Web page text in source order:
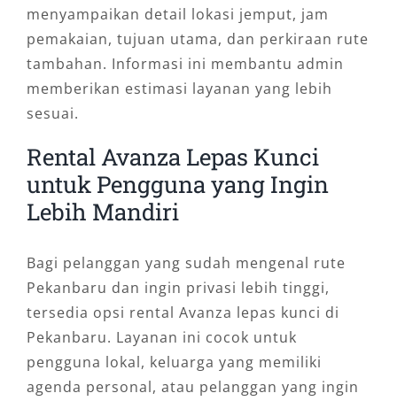
menyampaikan detail lokasi jemput, jam
pemakaian, tujuan utama, dan perkiraan rute
tambahan. Informasi ini membantu admin
memberikan estimasi layanan yang lebih
sesuai.
Rental Avanza Lepas Kunci
untuk Pengguna yang Ingin
Lebih Mandiri
Bagi pelanggan yang sudah mengenal rute
Pekanbaru dan ingin privasi lebih tinggi,
tersedia opsi rental Avanza lepas kunci di
Pekanbaru. Layanan ini cocok untuk
pengguna lokal, keluarga yang memiliki
agenda personal, atau pelanggan yang ingin